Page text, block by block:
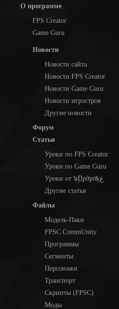
О программе
FPS Creator
Game Guru
Новости
Новости сайта
Новости FPS Creator
Новости Game Guru
Новости игростроя
Другие новости
Форум
Статьи
Уроки по FPS Creator
Уроки по Game Guru
Уроки от ๖ۣۜПpỡpờķع
Другие статьи
Файлы
Модель-Паки
FPSC CommUnity
Программы
Сегменты
Персонажи
Транспорт
Скрипты (FPSC)
Моды